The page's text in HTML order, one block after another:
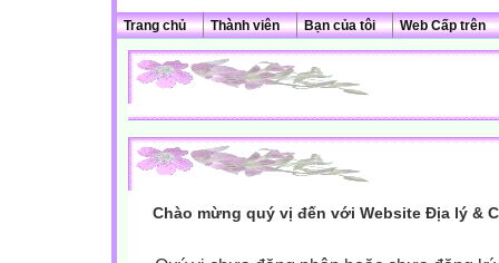
Trang chủ Thành viên Bạn của tôi Web Cấp trên
Chào mừng quý vị đến với Website Địa lý &